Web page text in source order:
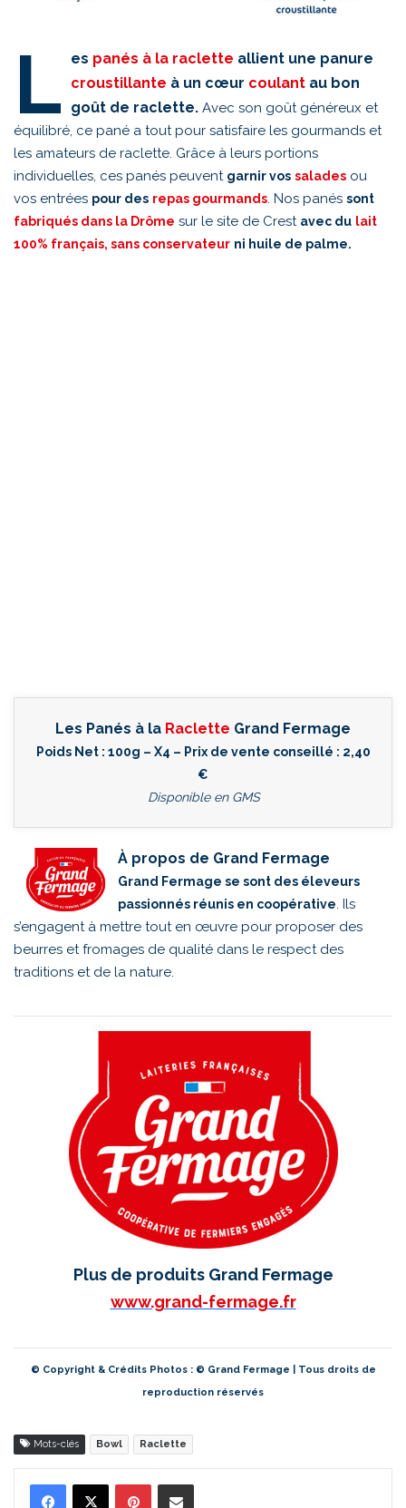
L es panés à la raclette allient une panure
croustillante à un cœur coulant au bon
goût de raclette. Avec son goût généreux et
équilibré, ce pané a tout pour satisfaire les gourmands et
les amateurs de raclette. Grâce à leurs portions
individuelles, ces panés peuvent garnir vos salades ou
vos entrées pour des repas gourmands. Nos panés sont
fabriqués dans la Drôme sur le site de Crest avec du lait
100% français, sans conservateur ni huile de palme.
Les Panés à la Raclette Grand Fermage
Poids Net : 100g – X4 – Prix de vente conseillé : 2,40
€
Disponible en GMS
À propos de Grand Fermage
Grand Fermage se sont des éleveurs
passionnés réunis en coopérative. Ils
s’engagent à mettre tout en œuvre pour proposer des
beurres et fromages de qualité dans le respect des
traditions et de la nature.
Plus de produits Grand Fermage
www.grand-fermage.fr
© Copyright & Crédits Photos : © Grand Fermage | Tous droits de
reproduction réservés
Mots-clés Bowl Raclette